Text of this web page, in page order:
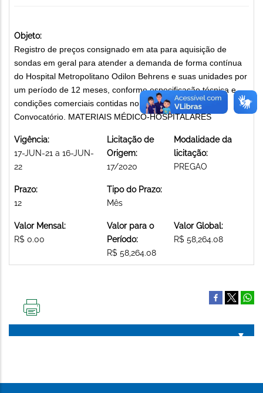
Objeto:
Registro de preços consignado em ata para aquisição de
sondas em geral para atender a demanda de forma contínua
do Hospital Metropolitano Odilon Behrens e suas unidades por
um período de 12 meses, conforme especificação técnica e
condições comerciais contidas no Anexo I do Instrumento
Convocatório. MATERIAIS MÉDICO-HOSPITALARES
Vigência:
17-JUN-21 a 16-JUN-
22
Licitação de
Origem:
17/2020
Modalidade da
licitação:
PREGAO
Prazo:
12
Tipo do Prazo:
Mês
Valor Mensal:
R$ 0.00
Valor para o
Período:
R$ 58,264.08
Valor Global:
R$ 58,264.08
PÁGINA